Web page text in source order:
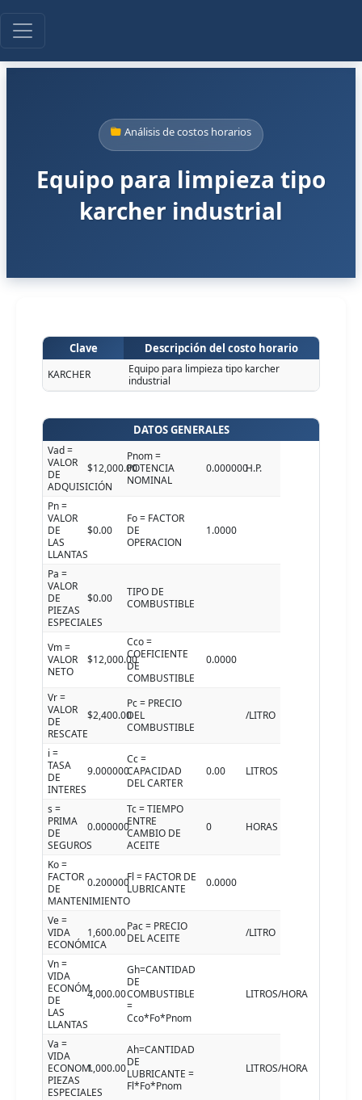
Análisis de costos horarios
Equipo para limpieza tipo
karcher industrial
Clave Descripción del costo horario
KARCHER
Equipo para limpieza tipo karcher
industrial
DATOS GENERALES
Vad =
VALOR
DE
ADQUISICIÓN
$12,000.00
Pnom =
POTENCIA
NOMINAL
0.000000H.P.
Pn =
VALOR
DE
LAS
LLANTAS
$0.00
Fo = FACTOR
DE
OPERACION
1.0000
Pa =
VALOR
DE
PIEZAS
ESPECIALES
$0.00
TIPO DE
COMBUSTIBLE
Vm =
VALOR
NETO
$12,000.00
Cco =
COEFICIENTE
DE
COMBUSTIBLE
0.0000
Vr =
VALOR
DE
RESCATE
$2,400.00
Pc = PRECIO
DEL
COMBUSTIBLE
/LITRO
i =
TASA
DE
INTERES
9.000000
Cc =
CAPACIDAD
DEL CARTER
0.00 LITROS
s =
PRIMA
DE
SEGUROS
0.000000
Tc = TIEMPO
ENTRE
CAMBIO DE
ACEITE
0 HORAS
Ko =
FACTOR
DE
MANTENIMIENTO
0.200000Fl = FACTOR DE
LUBRICANTE
0.0000
Ve =
VIDA
ECONÓMICA
1,600.00Pac = PRECIO
DEL ACEITE
/LITRO
Vn =
VIDA
ECONÓM.
DE
LAS
LLANTAS
4,000.00
Gh=CANTIDAD
DE
COMBUSTIBLE
=
Cco*Fo*Pnom
LITROS/HORA
Va =
VIDA
ECONOM.
PIEZAS
ESPECIALES
1,000.00
Ah=CANTIDAD
DE
LUBRICANTE =
Fl*Fo*Pnom
LITROS/HORA